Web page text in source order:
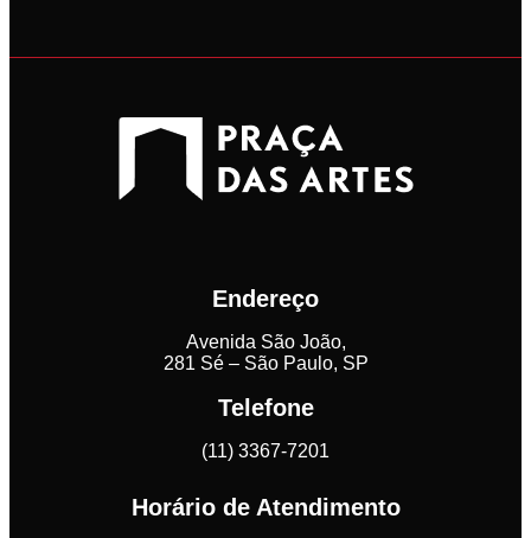
Endereço
Avenida São João,
281 Sé – São Paulo, SP
Telefone
(11) 3367-7201
Horário de Atendimento